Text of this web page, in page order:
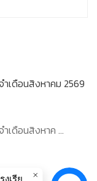
เดือนสิงหาคม 2569
เดือนสิงหาค …